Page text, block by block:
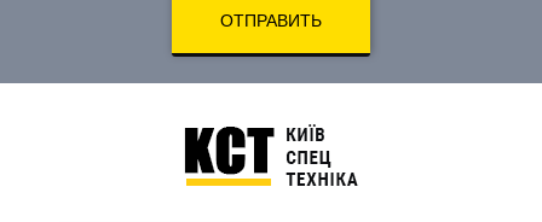
ОТПРАВИТЬ